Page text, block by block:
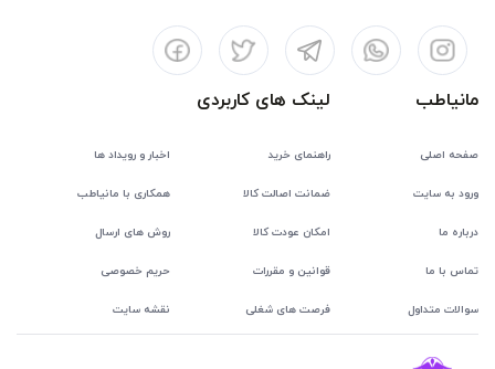
مانیاطب
صفحه اصلی
ورود به سایت
درباره ما
تماس با ما
سوالات متداول
لینک های کاربردی
راهنمای خرید اخبار و رویداد ها
ضمانت اصالت کالا همکاری با مانیاطب
امکان عودت کالا روش های ارسال
قوانین و مقررات حریم خصوصی
فرصت های شغلی نقشه سایت